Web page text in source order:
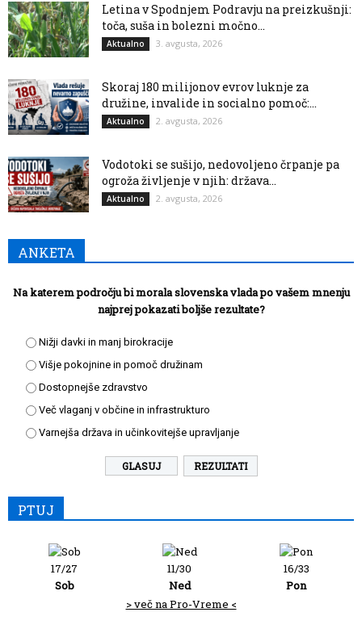
Letina v Spodnjem Podravju na preizkušnji:
toča, suša in bolezni močno...
Aktualno 3. avgusta, 2026
Skoraj 180 milijonov evrov luknje za
družine, invalide in socialno pomoč:...
Aktualno 2. avgusta, 2026
Vodotoki se sušijo, nedovoljeno črpanje pa
ogroža življenje v njih: država...
Aktualno 2. avgusta, 2026
ANKETA
Na katerem področju bi morala slovenska vlada po vašem mnenju
najprej pokazati boljše rezultate?
Nižji davki in manj birokracije
Višje pokojnine in pomoč družinam
Dostopnejše zdravstvo
Več vlaganj v občine in infrastrukturo
Varnejša država in učinkovitejše upravljanje
REZULTATI
PTUJ
17/27
Sob
11/30
Ned
16/33
Pon
> več na Pro-Vreme <